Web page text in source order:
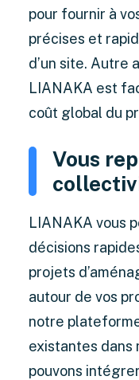
pour fournir à
précises et
d’un site. Autre
LIANAKA est
coût global du
Vous
LIANAKA vous
décisions
projets
autour de vos
notre
existantes dans
pouvons